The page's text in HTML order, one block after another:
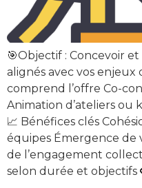
🎯Objectif : Concevoir
alignés avec vos enjeux
comprend l’offre Co-
Animation d’ateliers ou
📈 Bénéfices clés
équipes Émergence de
de l’engagement
selon durée et objectifs